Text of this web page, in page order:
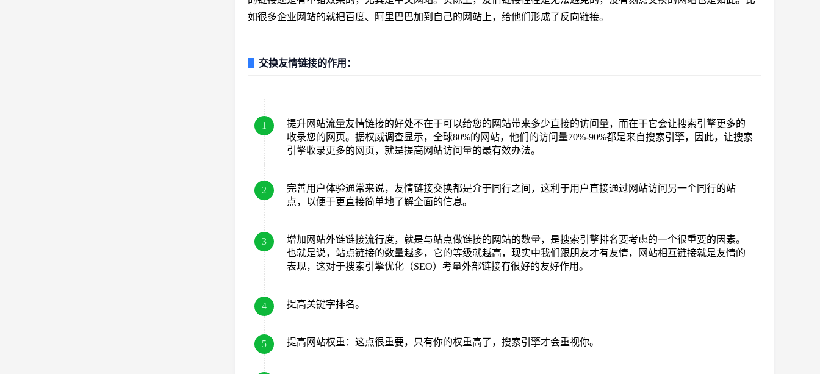
如很多企业网站的就把百度、阿里巴巴加到自己的网站上，给他们形成了反向链接。
交换友情链接的作用：
1
提升网站流量友情链接的好处不在于可以给您的网站带来多少直接的访问量，而在于它会让搜索引擎更多的
收录您的网页。据权威调查显示，全球80%的网站，他们的访问量70%-90%都是来自搜索引擎，因此，让搜索
引擎收录更多的网页，就是提高网站访问量的最有效办法。
2
完善用户体验通常来说，友情链接交换都是介于同行之间，这利于用户直接通过网站访问另一个同行的站
点，以便于更直接简单地了解全面的信息。
3
增加网站外链链接流行度，就是与站点做链接的网站的数量，是搜索引擎排名要考虑的一个很重要的因素。
也就是说，站点链接的数量越多，它的等级就越高，现实中我们跟朋友才有友情，网站相互链接就是友情的
表现，这对于搜索引擎优化（SEO）考量外部链接有很好的友好作用。
4 提高关键字排名。
5 提高网站权重：这点很重要，只有你的权重高了，搜索引擎才会重视你。